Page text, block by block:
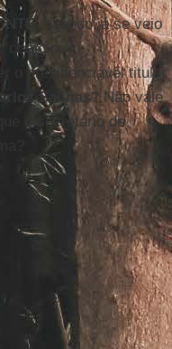
, quando já se veio
o
o presidenciável titular
Salinas? Não vale
o secretário de